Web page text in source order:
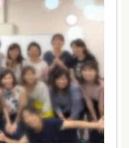
［アロマ・ハーブクラフト］